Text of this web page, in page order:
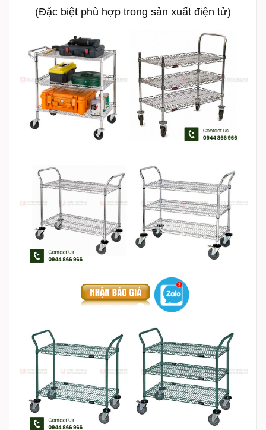
(Đặc biệt phù hợp trong sản xuất điện tử)